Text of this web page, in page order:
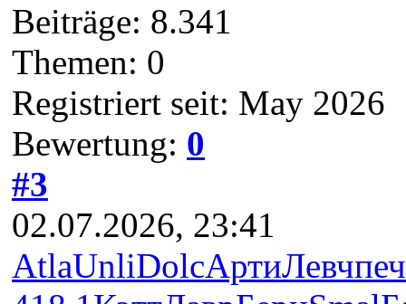
Beiträge: 8.341
Themen: 0
Registriert seit: May 2026
Bewertung: 0
#3
02.07.2026, 23:41
AtlaUnliDolcАртиЛевч